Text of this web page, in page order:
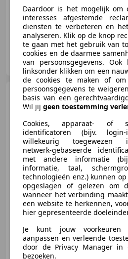
Autobedrijf Jan Kok B.V.
NL-8013 PE ZWOLLE
TSi
€
02/2022 48.610 km Benzine
Autobedrijf Jan Kok B.V.
NL-8013 PE ZWOLLE
Daardoor is het mogelijk om
interesses afgestemde
diensten te verbeteren en
analyseren. Klik op de knop
te gaan met het gebruik van
cookies en de daarmee
van persoonsgegevens.
linksonder klikken om een
de cookies te maken of
persoonsgegevens te
basis van een
Wil jij geen toestemming
Cookies, apparaat- of
identificatoren (bijv. login-
willekeurig toegewezen
netwerk-gebaseerde
met andere informatie
informatie, taal,
technologieën enz.) kunnen
opgeslagen of gelezen om
wanneer het verbinding
een website te herkennen,
hier gepresenteerde
Je kunt jouw
aanpassen en verleende
door de Privacy Manager in
bezoeken.